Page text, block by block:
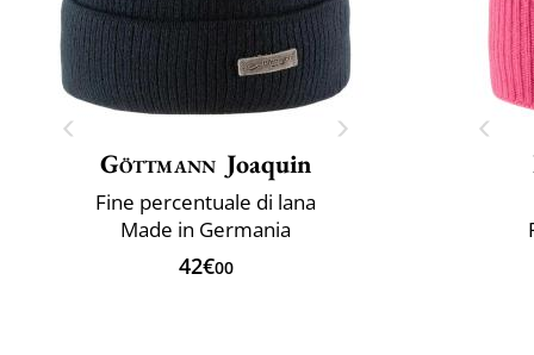
Göttmann Joaquin
Fine percentuale di lana
Made in Germania
42€00